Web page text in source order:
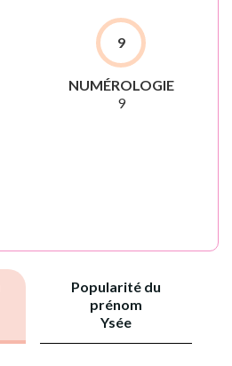
9
NUMÉROLOGIE
9
Popularité du
prénom
Ysée